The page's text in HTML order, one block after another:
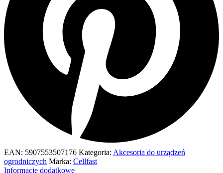
EAN: 5907553507176 Kategoria: Akcesoria do urządzeń
ogrodniczych Marka: Cellfast
Informacje dodatkowe